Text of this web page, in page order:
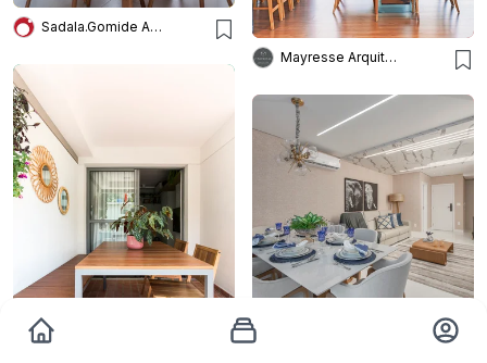
Sadala.Gomide Arquitetura
Mayresse Arquitetura